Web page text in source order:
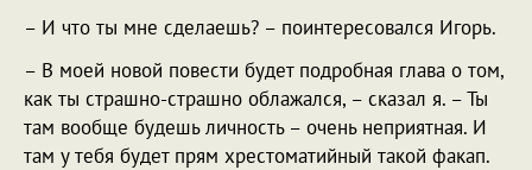
– И что ты мне сделаешь? – поинтересовался Игорь.
– В моей новой повести будет подробная глава о том,
как ты страшно-страшно облажался, – сказал я. – Ты
там вообще будешь личность – очень неприятная. И
там у тебя будет прям хрестоматийный такой факап.